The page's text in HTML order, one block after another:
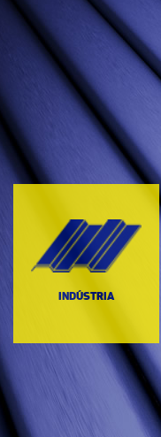
INDÚSTRIA